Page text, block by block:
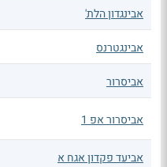
אבינגדון הלת'
אבינגטרנס
אביסרור
אביסרור אפ 1
אביעד פקדון אגח א